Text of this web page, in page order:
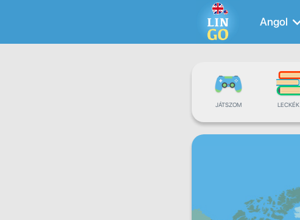
Angol
JÁTSZOM LECKÉK